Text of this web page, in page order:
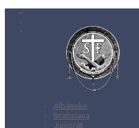
Albánsko
Bratislava
Juniorát